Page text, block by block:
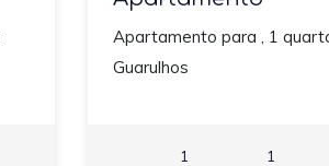
Apartamento para , 1
Guarulhos
1
1